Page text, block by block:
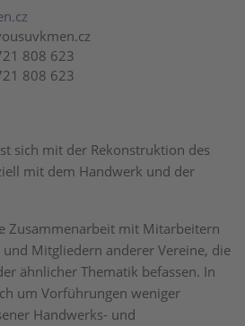
sich mit der Rekonstruktion des
mit dem Handwerk und der
Zusammenarbeit mit Mitarbeitern
Mitgliedern anderer Vereine, die
ähnlicher Thematik befassen. In
um Vorführungen weniger
Handwerks- und
808 623
808 623